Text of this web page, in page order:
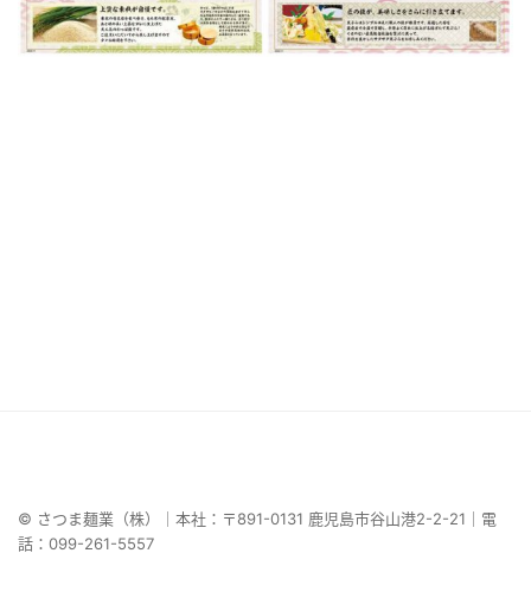
© さつま麺業（株）｜本社：〒891-0131 鹿児島市谷山港2-2-21｜電
話：099-261-5557